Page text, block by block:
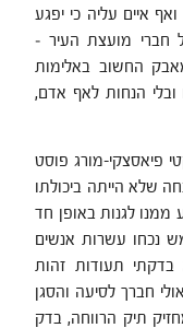
איים עליה כי יפגע
חברי מועצת העיר –
החשוב באלימות
הנחות לאף אדם,
פיאסצקי-מורג פוסט
שלא הייתה ביכולתו
לגנות באופן חד
נכחו עשרות אנשים
תעודות זהות
חברך לסיעה והסגן
תיק הרווחה, בדק